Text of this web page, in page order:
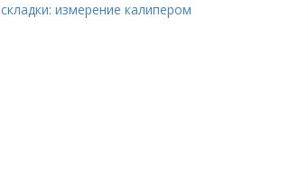
складки: измерение калипером